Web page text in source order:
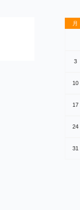
月
3
10
17
24
31